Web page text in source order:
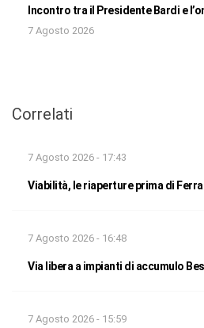
Incontro tra il Presidente Bardi e
7 Agosto 2026
Correlati
7 Agosto 2026 - 17:43
Viabilità, le riaperture prima di
7 Agosto 2026 - 16:48
Via libera a impianti di accumulo
7 Agosto 2026 - 15:59